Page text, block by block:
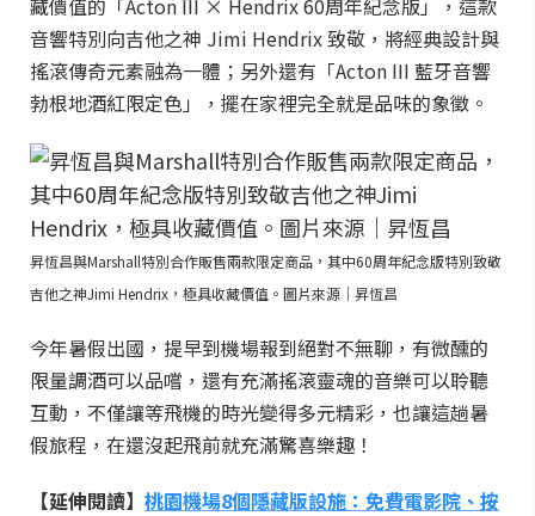
藏價值的「Acton III × Hendrix 60周年紀念版」，這款
音響特別向吉他之神 Jimi Hendrix 致敬，將經典設計與
搖滾傳奇元素融為一體；另外還有「Acton III 藍牙音響
勃根地酒紅限定色」，擺在家裡完全就是品味的象徵。
昇恆昌與Marshall特別合作販售兩款限定商品，其中60周年紀念版特別致敬
吉他之神Jimi Hendrix，極具收藏價值。圖片來源｜昇恆昌
今年暑假出國，提早到機場報到絕對不無聊，有微醺的
限量調酒可以品嚐，還有充滿搖滾靈魂的音樂可以聆聽
互動，不僅讓等飛機的時光變得多元精彩，也讓這趟暑
假旅程，在還沒起飛前就充滿驚喜樂趣！
【延伸閱讀】 桃園機場8個隱藏版設施：免費電影院、按